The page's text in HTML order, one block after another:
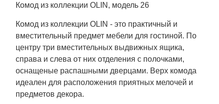
Комод из коллекции OLIN, модель 26
Комод из коллекции OLIN - это практичный и
вместительный предмет мебели для гостиной. По
центру три вместительных выдвижных ящика,
справа и слева от них отделения с полочками,
оснащеные распашными дверцами. Верх комода
идеален для расположения приятных мелочей и
предметов декора.